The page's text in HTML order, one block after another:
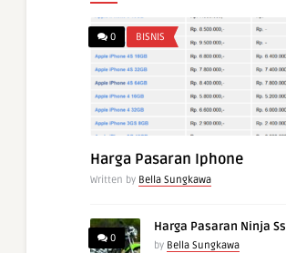
0 BISNIS
Harga Pasaran Iphone
Written by Bella Sungkawa
0
Harga Pasaran Ninja Ss
by Bella Sungkawa